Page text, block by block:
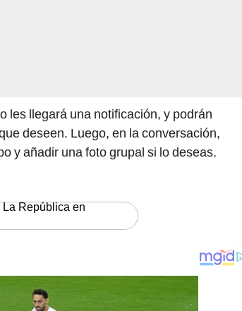
les llegará una notificación, y podrán
deseen. Luego, en la conversación,
y añadir una foto grupal si lo deseas.
La República en